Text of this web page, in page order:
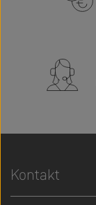
Kontakt